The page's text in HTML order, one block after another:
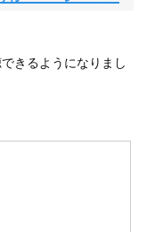
きるようになりまし